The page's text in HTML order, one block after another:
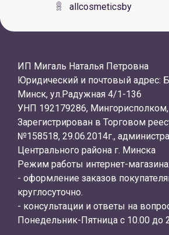
allcosmeticsby
ИП Мигаль Наталья Петровна
Юридический и почтовый адрес:
Минск, ул.Радужная 4/1-136
УНП 192179286, Мингорисполком,
Зарегистрирован в Торговом
№158518, 29.06.2014г.,
Центрального района г. Минска
Режим работы интернет-магазина:
- оформление заказов
круглосуточно.
- консультации и ответы на
Понедельник-Пятница с 10.00 до